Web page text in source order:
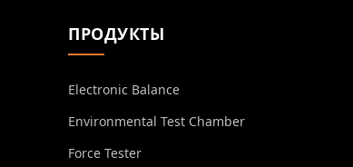
ПРОДУКТЫ
Electronic Balance
Environmental Test Chamber
Force Tester